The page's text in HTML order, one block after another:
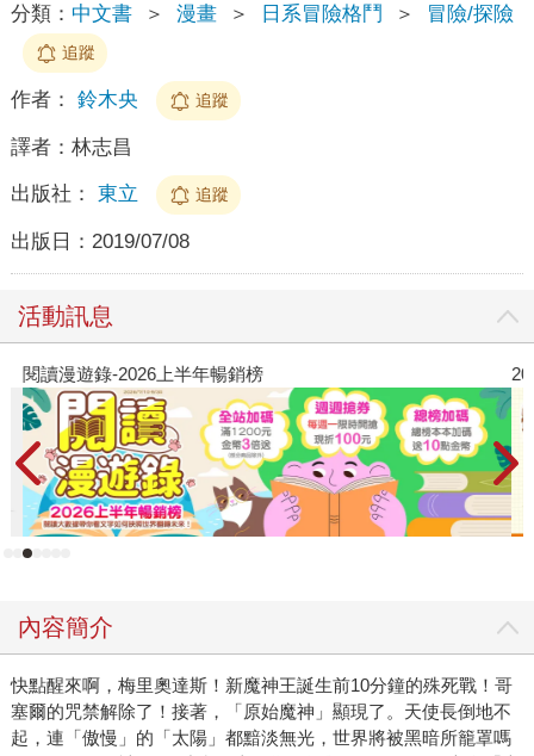
分類： 中文書 ＞ 漫畫 ＞ 日系冒險格鬥 ＞ 冒險/探險
追蹤
作者： 鈴木央 追蹤
譯者： 林志昌
出版社： 東立 追蹤
出版日： 2019/07/08
活動訊息
閱讀漫遊錄-2026上半年暢銷榜
內容簡介
快點醒來啊，梅里奧達斯！新魔神王誕生前10分鐘的殊死戰！哥
塞爾的咒禁解除了！接著，「原始魔神」顯現了。天使長倒地不
起，連「傲慢」的「太陽」都黯淡無光，世界將被黑暗所籠罩嗎